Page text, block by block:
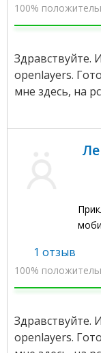
100%
Здравствуйте.
openlayers.
мне здесь, на
1 отзыв
100%
Здравствуйте.
openlayers.